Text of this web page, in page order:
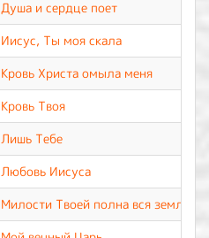
Душа и сердце поет
Иисус, Ты моя скала
Кровь Христа омыла меня
Кровь Твоя
Лишь Тебе
Любовь Иисуса
Милости Твоей полна вся земля